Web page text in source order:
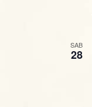
SAB
28